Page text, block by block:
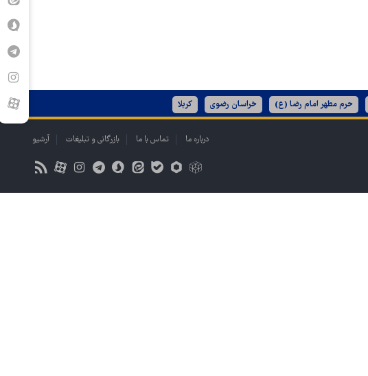
حرم مطهر امام رضا (ع) خراسان رضوی کربلا
درباره ما تماس با ما بازرگانی و تبلیغات آرشیو